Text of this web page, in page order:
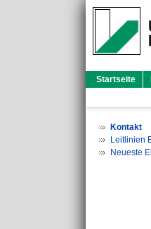
Startseite
Kontakt
Leitlinien
Neueste